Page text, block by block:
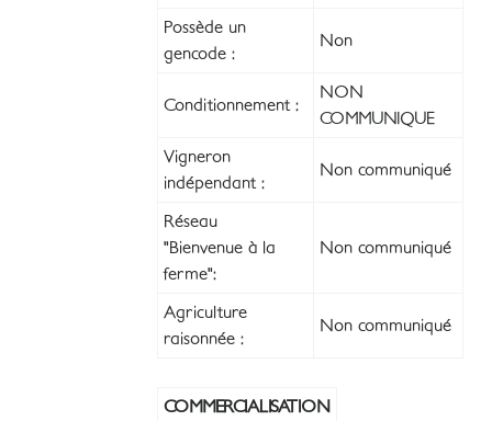
Possède un
gencode :
Non
Conditionnement :
NON
COMMUNIQUE
Vigneron
indépendant :
Non communiqué
Réseau
"Bienvenue à la
ferme":
Non communiqué
Agriculture
raisonnée :
Non communiqué
COMMERCIALISATION